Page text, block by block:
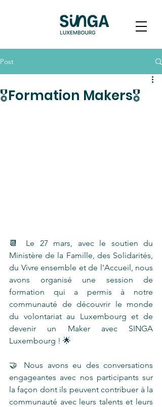
Post
🎖️Formation Makers🎖️
📆 Le 27 mars, avec le soutien du
Ministère de la Famille, des Solidarités,
du Vivre ensemble et de l'Accueil, nous
avons organisé une session de
formation qui a permis à notre
communauté de découvrir le monde
du volontariat au Luxembourg et de
devenir un Maker avec SINGA
Luxembourg ! 🌟
🤝 Nous avons eu des conversations
engageantes avec nos participants sur
la façon dont ils peuvent contribuer à la
communauté avec leurs talents et leurs